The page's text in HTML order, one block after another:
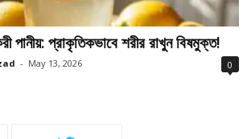
পানীয়: প্রাকৃতিকভাবে শরীর রাখুন বিষমুক্ত!
- May 13, 2026 0